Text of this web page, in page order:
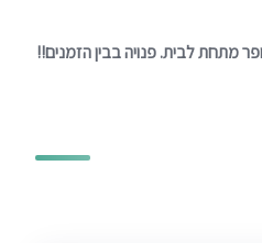
ובארץ.
בבין הזמנים!!